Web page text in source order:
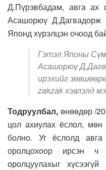
Д.Пүрэвбадам, авга ах
Асашорюү Д.Дагвадорж
Японд хүрэлцэн очоод
Гэтэл Японы
Асашорюү
ирэхийг
zakzak хэвлэлд
Тодруулбал, өнөөдөр /
цол ахиулах ёслол, мөн
болно. Уг ёслолд
оролцохоор ирсэн ч
оролцуулахыг